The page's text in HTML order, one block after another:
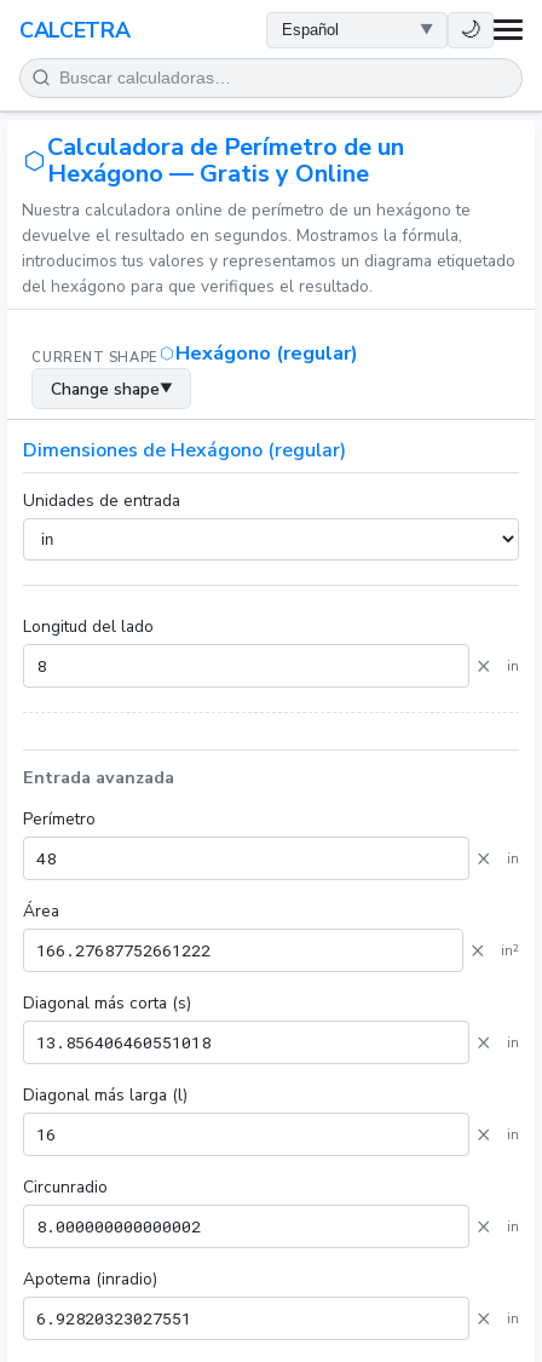
CALCETRA 🌙
MATEMÁTICAS
CONVERSIONES
CIENCIA
COTIDIANO
OTRAS HERRAMIENTAS
Calculadora de Perímetro de un
Hexágono — Gratis y Online
Nuestra calculadora online de perímetro de un hexágono te
devuelve el resultado en segundos. Mostramos la fórmula,
introducimos tus valores y representamos un diagrama etiquetado
del hexágono para que verifiques el resultado.
CURRENT SHAPE Hexágono (regular)
Change shape▼
Dimensiones de Hexágono (regular)
Unidades de entrada
Longitud del lado
× in
Entrada avanzada
Perímetro
× in
Área
× in²
Diagonal más corta (s)
× in
Diagonal más larga (l)
× in
Circunradio
× in
Apotema (inradio)
× in